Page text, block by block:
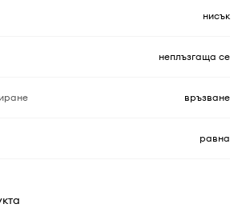
нисък
неплъзгаща се
връзване
равна